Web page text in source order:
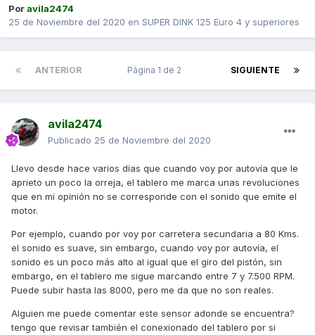
Poravila2474
25 de Noviembre del 2020 en SUPER DINK 125 Euro 4 y superiores
ANTERIOR SIGUIENTE
Página 1 de 2
avila2474
Publicado 25 de Noviembre del 2020
Llevo desde hace varios días que cuando voy por autovía que le
aprieto un poco la orreja, el tablero me marca unas revoluciones
que en mi opinión no se corresponde con el sonido que emite el
motor.
Por ejemplo, cuando por voy por carretera secundaria a 80 Kms.
el sonido es suave, sin embargo, cuando voy por autovía, el
sonido es un poco más alto al igual que el giro del pistón, sin
embargo, en el tablero me sigue marcando entre 7 y 7.500 RPM.
Puede subir hasta las 8000, pero me da que no son reales.
Alguien me puede comentar este sensor adonde se encuentra?
tengo que revisar también el conexionado del tablero por si